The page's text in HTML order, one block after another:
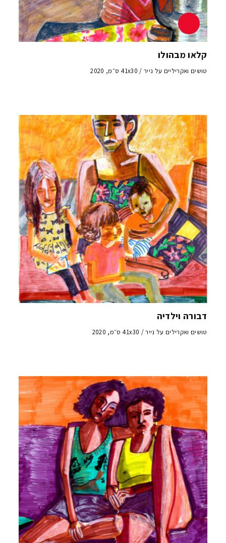
קלאו מבהולו
טושים ואקריליים על נייר / 41x30 ס״מ, 2020
דבורה וילדיה
טושים ואקרילים על נייר / 41x30 ס״מ, 2020